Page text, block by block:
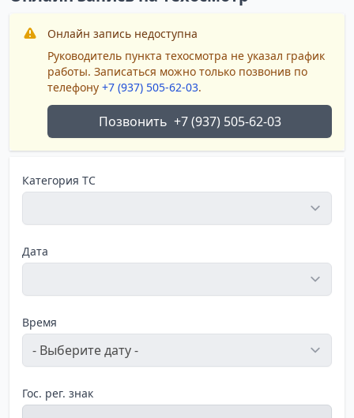
Онлайн запись недоступна
Руководитель пункта техосмотра не указал график
работы. Записаться можно только позвонив по
телефону +7 (937) 505-62-03.
Позвонить +7 (937) 505-62-03
Категория ТС
Дата
Время
Гос. рег. знак